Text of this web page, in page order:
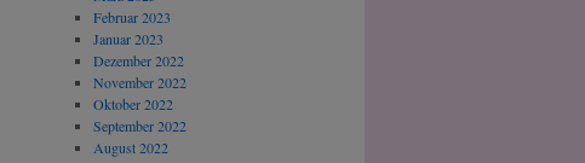
Februar 2023
Januar 2023
Dezember 2022
November 2022
Oktober 2022
September 2022
August 2022